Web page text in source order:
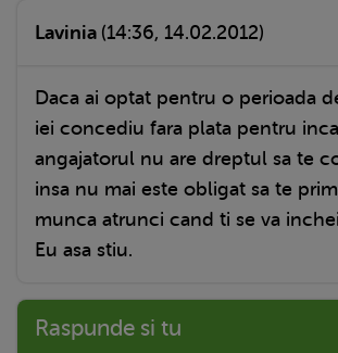
Lavinia (14:36, 14.02.2012)
Daca ai optat pentru o perioada
iei concediu fara plata pentru
angajatorul nu are dreptul sa te
insa nu mai este obligat sa te
munca atrunci cand ti se va
Eu asa stiu.
Raspunde si tu